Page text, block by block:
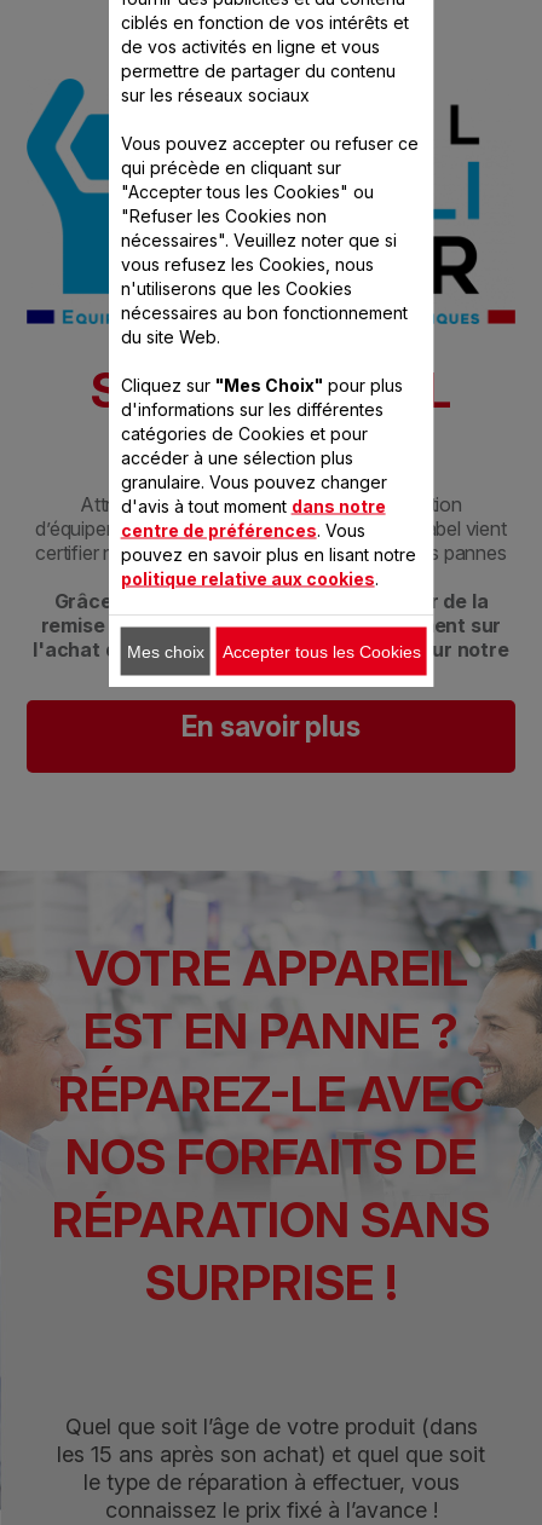
SEB A LE LABEL
QUALIRÉPAR
Attribué à des professionnels de la réparation
d’équipements électriques et électroniques, le label vient
certifier notre savoir-faire pour diagnostiquer les pannes
et réparer les produits concernés.​
Grâce à ce label, vous pouvez bénéficier de la
remise liée au Bonus Réparation directement sur
l'achat d'un forfait de réparation éligible sur notre
site (réservée aux particuliers).​
En savoir plus
VOTRE APPAREIL
EST EN PANNE ?
RÉPAREZ-LE AVEC
NOS FORFAITS DE
RÉPARATION SANS
SURPRISE !
Quel que soit l’âge de votre produit (dans
les 15 ans après son achat) et quel que soit
le type de réparation à effectuer, vous
connaissez le prix fixé à l’avance !
ciblés en fonction de vos intérêts et
de vos activités en ligne et vous
permettre de partager du contenu
sur les réseaux sociaux
Vous pouvez accepter ou refuser ce
qui précède en cliquant sur
"Accepter tous les Cookies" ou
"Refuser les Cookies non
nécessaires". Veuillez noter que si
vous refusez les Cookies, nous
n'utiliserons que les Cookies
nécessaires au bon fonctionnement
du site Web.
Cliquez sur "Mes Choix" pour plus
d'informations sur les différentes
catégories de Cookies et pour
accéder à une sélection plus
granulaire. Vous pouvez changer
d'avis à tout moment dans notre
centre de préférences. Vous
pouvez en savoir plus en lisant notre
politique relative aux cookies.
Mes choix Accepter tous les Cookies